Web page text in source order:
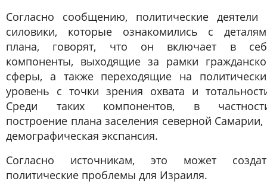
Согласно сообщению, политические деятели
силовики, которые ознакомились с
плана, говорят, что он включает в
компоненты, выходящие за рамки
сферы, а также переходящие на
уровень с точки зрения охвата и
Среди таких компонентов, в
построение плана заселения северной Самарии,
демографическая экспансия.
Согласно источникам, это может
политические проблемы для Израиля.